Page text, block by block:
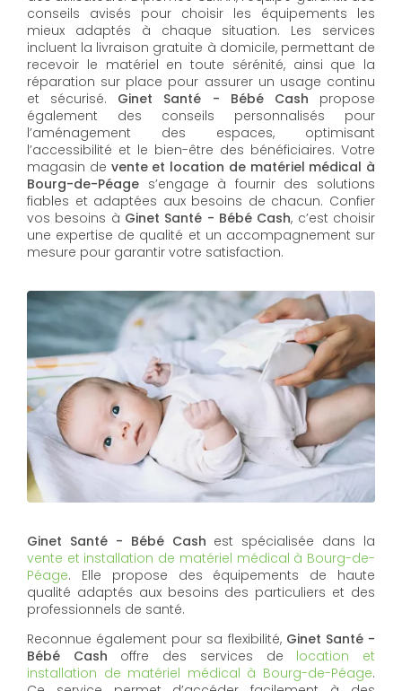
conseils avisés pour choisir les équipements les
mieux adaptés à chaque situation. Les services
incluent la livraison gratuite à domicile, permettant de
recevoir le matériel en toute sérénité, ainsi que la
réparation sur place pour assurer un usage continu
et sécurisé. Ginet Santé - Bébé Cash propose
également des conseils personnalisés pour
l’aménagement des espaces, optimisant
l’accessibilité et le bien-être des bénéficiaires. Votre
magasin de vente et location de matériel médical à
Bourg-de-Péage s’engage à fournir des solutions
fiables et adaptées aux besoins de chacun. Confier
vos besoins à Ginet Santé - Bébé Cash, c’est choisir
une expertise de qualité et un accompagnement sur
mesure pour garantir votre satisfaction.
Ginet Santé - Bébé Cash est spécialisée dans la
vente et installation de matériel médical à Bourg-de-
Péage. Elle propose des équipements de haute
qualité adaptés aux besoins des particuliers et des
professionnels de santé.
Reconnue également pour sa flexibilité, Ginet Santé -
Bébé Cash offre des services de location et
installation de matériel médical à Bourg-de-Péage.